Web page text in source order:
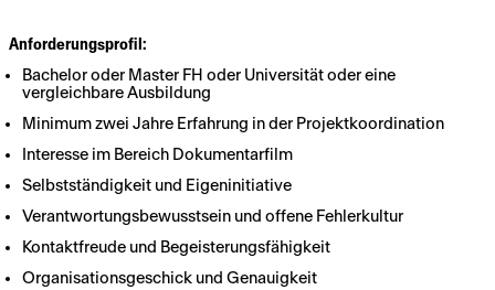
Anforderungsprofil:
Bachelor oder Master FH oder Universität oder eine
vergleichbare Ausbildung
Minimum zwei Jahre Erfahrung in der Projektkoordination
Interesse im Bereich Dokumentarfilm
Selbstständigkeit und Eigeninitiative
Verantwortungsbewusstsein und offene Fehlerkultur
Kontaktfreude und Begeisterungsfähigkeit
Organisationsgeschick und Genauigkeit